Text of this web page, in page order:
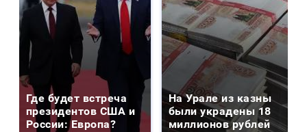
Где будет встреча
президентов США и
России: Европа?
На Урале из казны
были украдены 18
миллионов рублей